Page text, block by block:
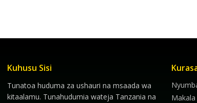
Kuhusu Sisi
Tunatoa huduma za ushauri na msaada wa
kitaalamu. Tunahudumia wateja Tanzania na
Makala